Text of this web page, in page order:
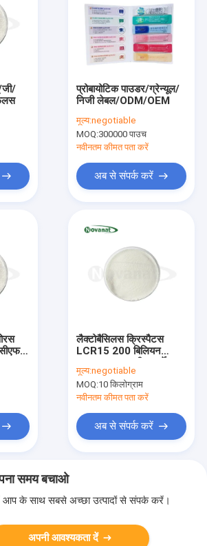
जी/
प्रोबायोटिक पाउडर/ग्रेन्यूल/
निजी लेबल/ODM/OEM
मूल्य:negotiable
MOQ:300000 पाउच
नवीनतम कीमत पता करें
अब से संपर्क करें
लैक्टोबैसिलस क्रिस्पैटस
LCR15 200 बिलियन
मुक्त/ग्लूटेन मुक्त/डेयरी मुक्त
मूल्य:negotiable
MOQ:10 किलोग्राम
नवीनतम कीमत पता करें
अब से संपर्क करें
समय बचाओ
आप के साथ सबसे अच्छा उत्पादों से संपर्क करें।
अपनी आवश्यकता दें